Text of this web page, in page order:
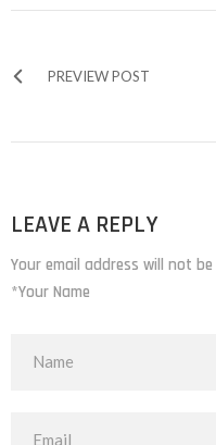
PREVIEW POST
LEAVE A REPLY
Your email address will not
*Your Name